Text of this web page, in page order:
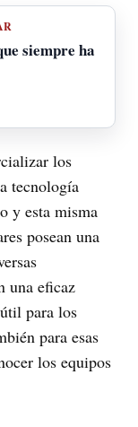
siempre ha
los
tecnología
y esta misma
posean una
una eficaz
para los
para esas
los equipos